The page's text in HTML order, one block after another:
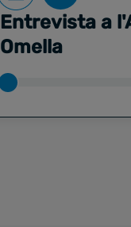
Entrevista a
Omella